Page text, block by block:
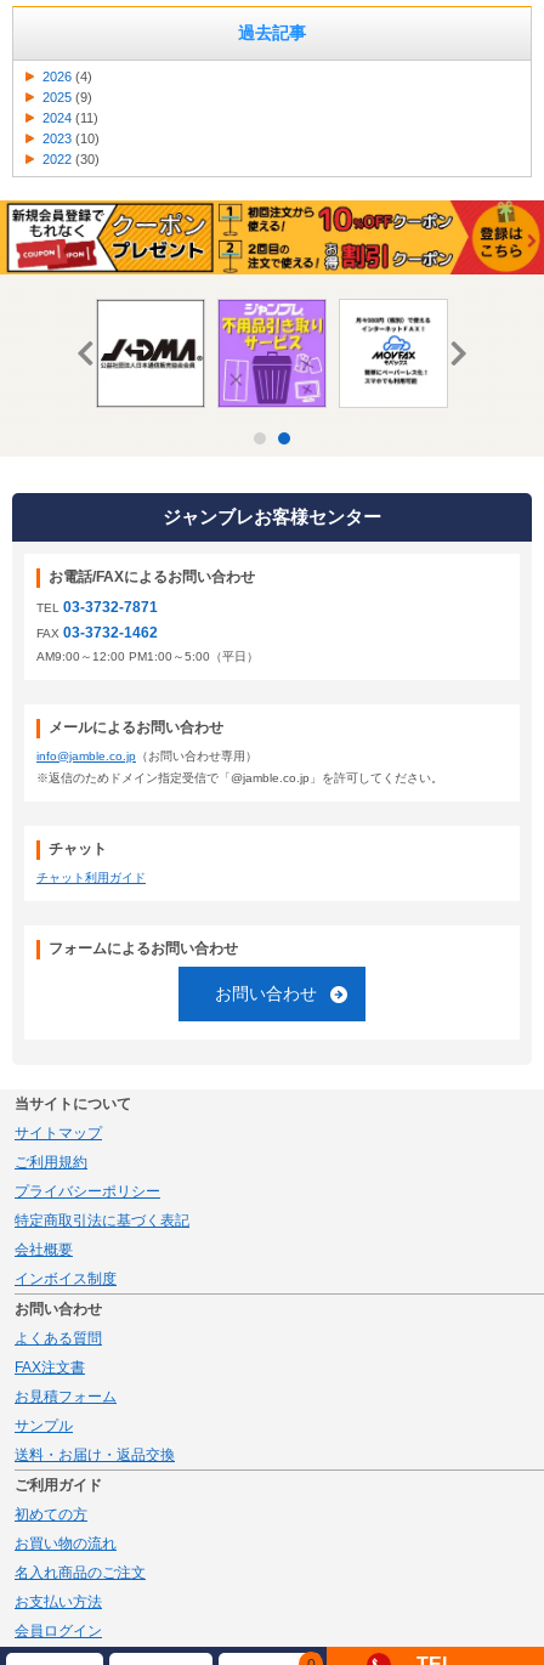
過去記事
2026 (4)
2025 (9)
2024 (11)
2023 (10)
2022 (30)
ジャンブレお客様センター
お電話/FAXによるお問い合わせ
TEL 03-3732-7871
FAX 03-3732-1462
AM9:00～12:00 PM1:00～5:00（平日）
メールによるお問い合わせ
info@jamble.co.jp （お問い合わせ専用）
※返信のためドメイン指定受信で「@jamble.co.jp」を許可してください。
チャット
チャット利用ガイド
フォームによるお問い合わせ
お問い合わせ
当サイトについて
サイトマップ
ご利用規約
プライバシーポリシー
特定商取引法に基づく表記
会社概要
インボイス制度
お問い合わせ
よくある質問
FAX注文書
お見積フォーム
サンプル
送料・お届け・返品交換
ご利用ガイド
初めての方
お買い物の流れ
名入れ商品のご注文
お支払い方法
会員ログイン
メルマガ登録